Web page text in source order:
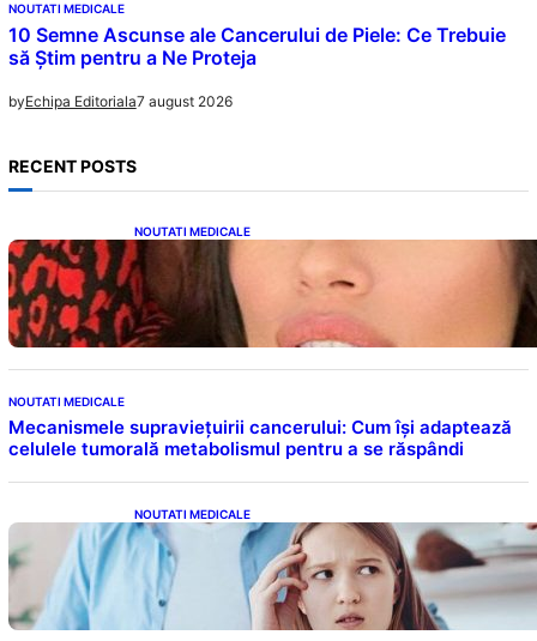
NOUTATI MEDICALE
10 Semne Ascunse ale Cancerului de Piele: Ce Trebuie
să Știm pentru a Ne Proteja
byEchipa Editoriala7 august 2026
RECENT POSTS
NOUTATI MEDICALE
Alina Pușcău și Lupta cu Metastaza: O
Poveste de Curaj și Inspirație
NOUTATI MEDICALE
Mecanismele supraviețuirii cancerului: Cum își adaptează
celulele tumorală metabolismul pentru a se răspândi
NOUTATI MEDICALE
Impactul Cuvintelor: Cele 7 Fraze Pe Care
Părinții Ar Trebui Să Le Evite Cu Primul
Născut